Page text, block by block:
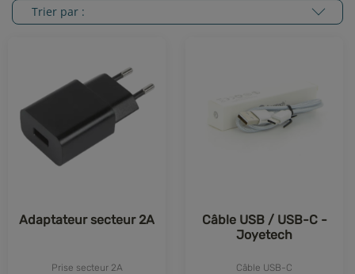
Trier par :
Adaptateur secteur 2A
Prise secteur 2A
Câble USB / USB-C -
Joyetech
Câble USB-C